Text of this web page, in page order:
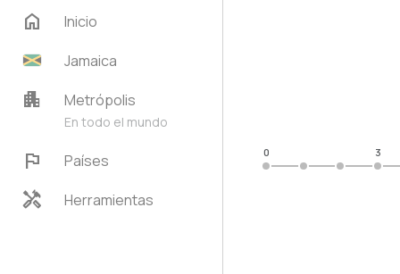
home
Inicio
Jamaica
apartment Metrópolis
En todo el mundo
flag Países
handyman Herramientas
0 3